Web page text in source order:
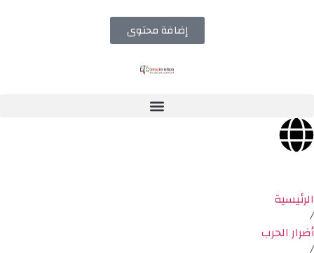
إضافة محتوى
الرئيسية
/
أضرار الحرب